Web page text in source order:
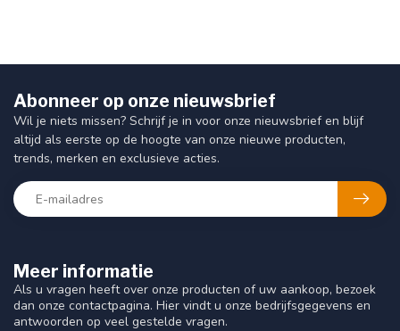
Meer informatie
Als u vragen heeft over onze producten of uw aankoop, bezoek
dan onze contactpagina. Hier vindt u onze bedrijfsgegevens en
antwoorden op veel gestelde vragen.
Abonneer op onze nieuwsbrief
Wil je niets missen? Schrijf je in voor onze nieuwsbrief en blijf
altijd als eerste op de hoogte van onze nieuwe producten,
trends, merken en exclusieve acties.